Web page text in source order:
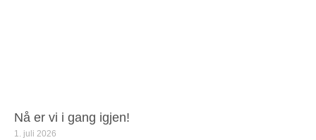
Nå er vi i gang igjen!
1. juli 2026